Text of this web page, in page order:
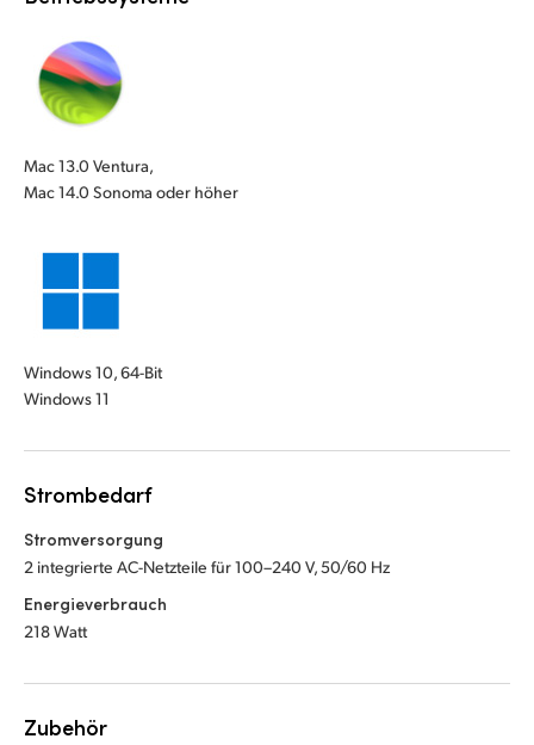
Mac 13.0 Ventura,
Mac 14.0 Sonoma oder höher
Windows 10, 64-Bit
Windows 11
Strombedarf
Stromversorgung
2 integrierte AC-Netzteile für 100–240 V, 50/60 Hz
Energieverbrauch
218 Watt
Zubehör